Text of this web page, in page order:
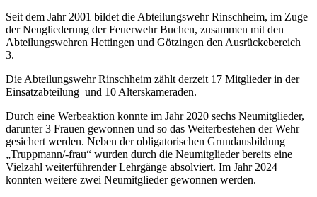
Seit dem Jahr 2001 bildet die Abteilungswehr Rinschheim, im Zuge
der Neugliederung der Feuerwehr Buchen, zusammen mit den
Abteilungswehren Hettingen und Götzingen den Ausrückebereich
3.
Die Abteilungswehr Rinschheim zählt derzeit 17 Mitglieder in der
Einsatzabteilung und 10 Alterskameraden.
Durch eine Werbeaktion konnte im Jahr 2020 sechs Neumitglieder,
darunter 3 Frauen gewonnen und so das Weiterbestehen der Wehr
gesichert werden. Neben der obligatorischen Grundausbildung
„Truppmann/-frau“ wurden durch die Neumitglieder bereits eine
Vielzahl weiterführender Lehrgänge absolviert. Im Jahr 2024
konnten weitere zwei Neumitglieder gewonnen werden.